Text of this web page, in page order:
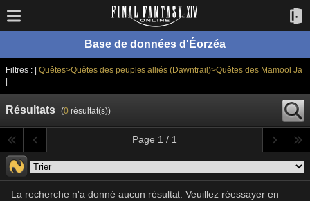
Base de données d'Éorzéa
Filtres : | Quêtes>Quêtes des peuples alliés (Dawntrail)>Quêtes des Mamool Ja
Résultats (0résultat(s))
Page 1 / 1
La recherche n'a donné aucun résultat. Veuillez réessayer en